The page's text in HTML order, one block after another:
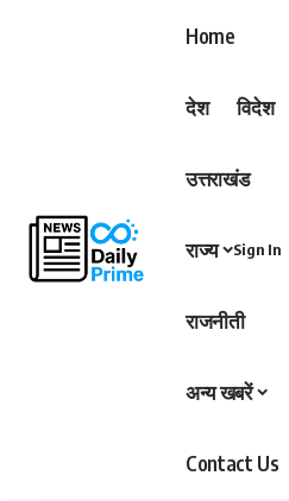
Home
देश विदेश
उत्तराखंड
राज्य
राजनीती
अन्य खबरें
Contact Us
Sign In